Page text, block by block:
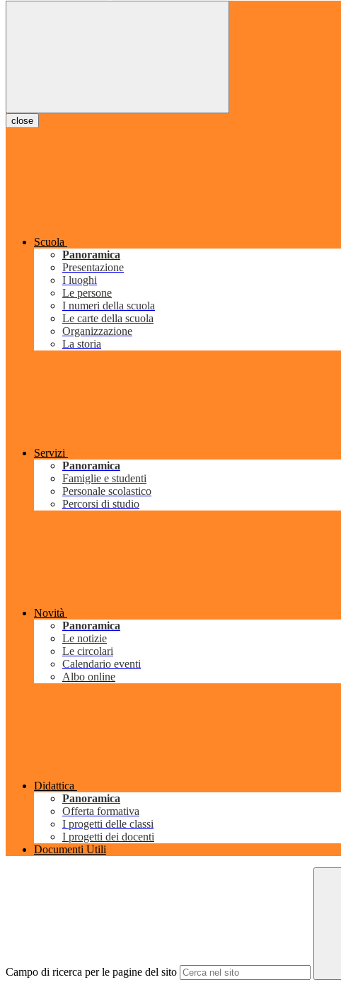
close
Scuola
Panoramica
Presentazione
I luoghi
Le persone
I numeri della scuola
Le carte della scuola
Organizzazione
La storia
Servizi
Panoramica
Famiglie e studenti
Personale scolastico
Percorsi di studio
Novità
Panoramica
Le notizie
Le circolari
Calendario eventi
Albo online
Didattica
Panoramica
Offerta formativa
I progetti delle classi
I progetti dei docenti
Documenti Utili
Campo di ricerca per le pagine del sito